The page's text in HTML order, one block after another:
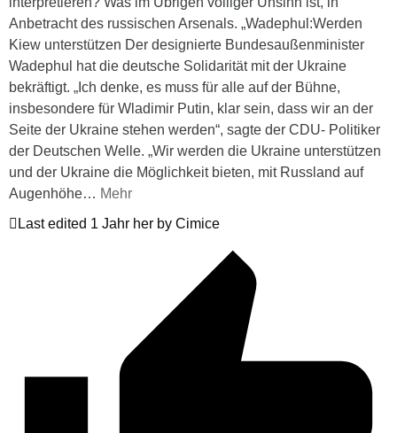
Anbetracht des russischen Arsenals. „Wadephul:Werden
Kiew unterstützen Der designierte Bundesaußenminister
Wadephul hat die deutsche Solidarität mit der Ukraine
bekräftigt. „Ich denke, es muss für alle auf der Bühne,
insbesondere für Wladimir Putin, klar sein, dass wir an der
Seite der Ukraine stehen werden“, sagte der CDU- Politiker
der Deutschen Welle. „Wir werden die Ukraine unterstützen
und der Ukraine die Möglichkeit bieten, mit Russland auf
Augenhöhe… Mehr
Last edited 1 Jahr her by Cimice